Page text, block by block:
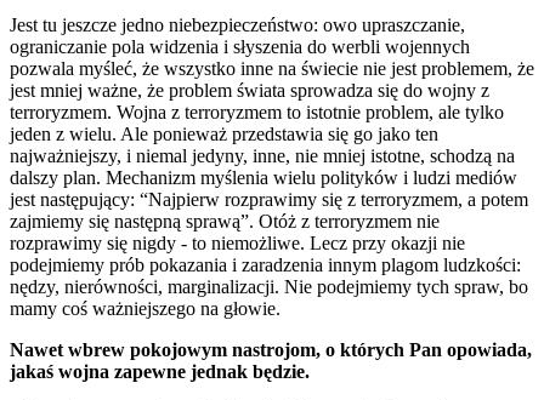
Jest tu jeszcze jedno niebezpieczeństwo: owo upraszczanie,
ograniczanie pola widzenia i słyszenia do werbli wojennych
pozwala myśleć, że wszystko inne na świecie nie jest problemem, że
jest mniej ważne, że problem świata sprowadza się do wojny z
terroryzmem. Wojna z terroryzmem to istotnie problem, ale tylko
jeden z wielu. Ale ponieważ przedstawia się go jako ten
najważniejszy, i niemal jedyny, inne, nie mniej istotne, schodzą na
dalszy plan. Mechanizm myślenia wielu polityków i ludzi mediów
jest następujący: “Najpierw rozprawimy się z terroryzmem, a potem
zajmiemy się następną sprawą”. Otóż z terroryzmem nie
rozprawimy się nigdy - to niemożliwe. Lecz przy okazji nie
podejmiemy prób pokazania i zaradzenia innym plagom ludzkości:
nędzy, nierówności, marginalizacji. Nie podejmiemy tych spraw, bo
mamy coś ważniejszego na głowie.
Nawet wbrew pokojowym nastrojom, o których Pan opowiada,
jakaś wojna zapewne jednak będzie.